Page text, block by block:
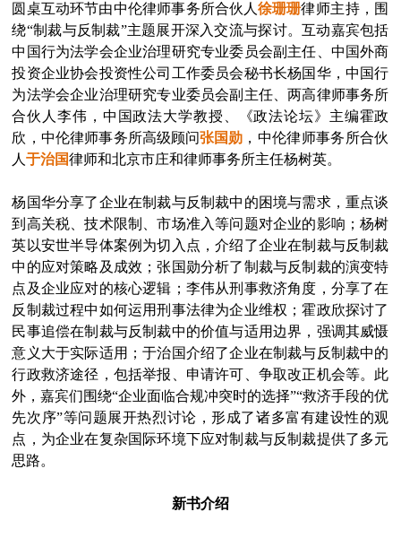
圆桌互动环节由中伦律师事务所合伙人徐珊珊律师主持，围
绕“制裁与反制裁”主题展开深入交流与探讨。互动嘉宾包括
中国行为法学会企业治理研究专业委员会副主任、中国外商
投资企业协会投资性公司工作委员会秘书长杨国华，中国行
为法学会企业治理研究专业委员会副主任、两高律师事务所
合伙人李伟，中国政法大学教授、《政法论坛》主编霍政
欣，中伦律师事务所高级顾问张国勋 ，中伦律师事务所合伙
人于治国律师和北京市庄和律师事务所主任杨树英。
杨国华分享了企业在制裁与反制裁中的困境与需求，重点谈
到高关税、技术限制、市场准入等问题对企业的影响；杨树
英以安世半导体案例为切入点，介绍了企业在制裁与反制裁
中的应对策略及成效；张国勋分析了制裁与反制裁的演变特
点及企业应对的核心逻辑；李伟从刑事救济角度，分享了在
反制裁过程中如何运用刑事法律为企业维权；霍政欣探讨了
民事追偿在制裁与反制裁中的价值与适用边界，强调其威慑
意义大于实际适用；于治国介绍了企业在制裁与反制裁中的
行政救济途径，包括举报、申请许可、争取改正机会等。此
外，嘉宾们围绕“企业面临合规冲突时的选择”“救济手段的优
先次序”等问题展开热烈讨论，形成了诸多富有建设性的观
点，为企业在复杂国际环境下应对制裁与反制裁提供了多元
思路。
新书介绍